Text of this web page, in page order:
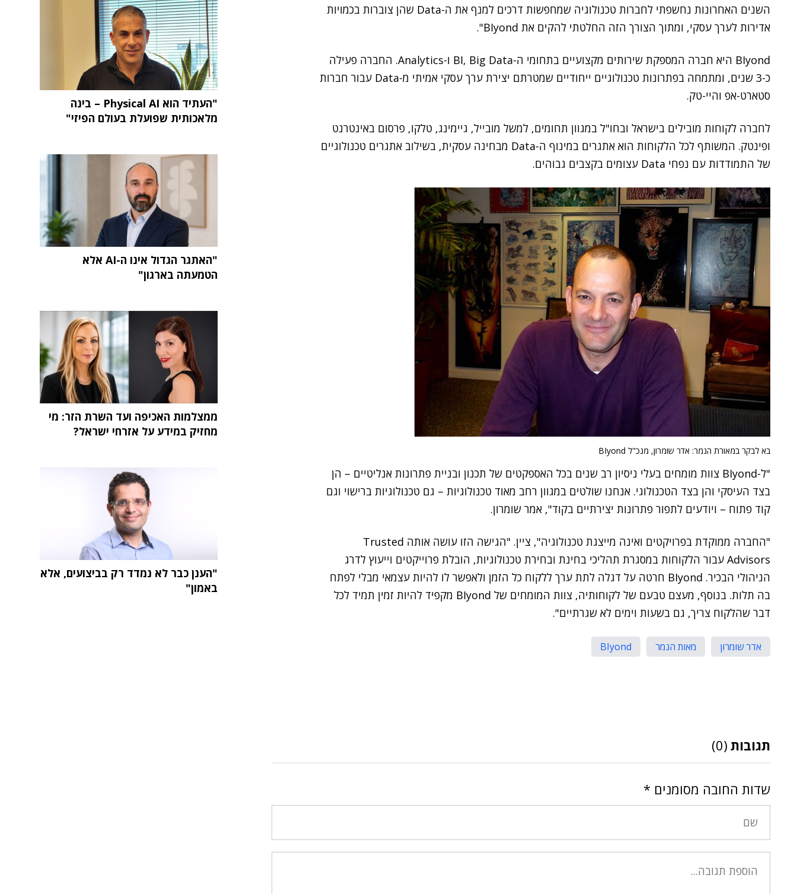
השנים האחרונות נחשפתי לחברות טכנולוגיה שמחפשות דרכים למנף את ה-Data שהן צוברות בכמויות
אדירות לערך עסקי, ומתוך הצורך הזה החלטתי להקים את BIyond".
BIyond היא חברה המספקת שירותים מקצועיים בתחומי ה-BI, Big Data ו-Analytics. החברה פעילה
כ-3 שנים, ומתמחה בפתרונות טכנולוגיים ייחודיים שמטרתם יצירת ערך עסקי אמיתי מ-Data עבור חברות
סטארט-אפ והיי-טק.
לחברה לקוחות מובילים בישראל ובחו"ל במגוון תחומים, למשל מובייל, גיימינג, טלקו, פרסום באינטרנט
ופינטק. המשותף לכל הלקוחות הוא אתגרים במינוף ה-Data מבחינה עסקית, בשילוב אתגרים טכנולוגיים
של התמודדות עם נפחי Data עצומים בקצבים גבוהים.
בא לבקר במאורת הנמר: אדר שומרון, מנכ"ל BIyond
"ל-BIyond צוות מומחים בעלי ניסיון רב שנים בכל האספקטים של תכנון ובניית פתרונות אנליטיים – הן
בצד העיסקי והן בצד הטכנולוגי. אנחנו שולטים במגוון רחב מאוד טכנולוגיות – גם טכנולוגיות ברישוי וגם
קוד פתוח – ויודעים לתפור פתרונות יצירתיים בקוד", אמר שומרון.
"החברה ממוקדת בפרויקטים ואינה מייצגת טכנולוגיה", ציין. "הגישה הזו עושה אותה Trusted
Advisors עבור הלקוחות במסגרת תהליכי בחינת ובחירת טכנולוגיות, הובלת פרוייקטים וייעוץ לדרג
הניהולי הבכיר. BIyond חרטה על דגלה לתת ערך ללקוח כל הזמן ולאפשר לו להיות עצמאי מבלי לפתח
בה תלות. בנוסף, מעצם טבעם של לקוחותיה, צוות המומחים של BIyond מקפיד להיות זמין תמיד לכל
דבר שהלקוח צריך, גם בשעות וימים לא שגרתיים".
אדר שומרון מאות הנמר BIyond
תגובות (0)
שדות החובה מסומנים *
"העתיד הוא Physical AI – בינה
מלאכותית שפועלת בעולם הפיזי"
"האתגר הגדול אינו ה-AI אלא
הטמעתה בארגון"
ממצלמות האכיפה ועד השרת הזר: מי
מחזיק במידע על אזרחי ישראל?
"הענן כבר לא נמדד רק בביצועים, אלא
באמון"